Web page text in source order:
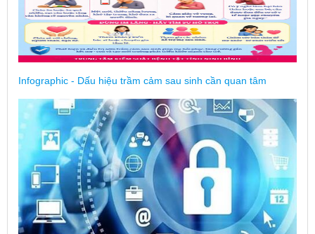
Infographic - Dấu hiệu trầm cảm sau sinh cần quan tâm